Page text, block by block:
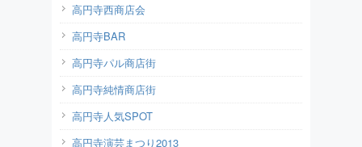
高円寺西商店会
高円寺BAR
高円寺パル商店街
高円寺純情商店街
高円寺人気SPOT
高円寺演芸まつり2013